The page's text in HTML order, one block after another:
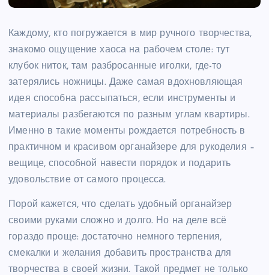
Каждому, кто погружается в мир ручного творчества,
знакомо ощущение хаоса на рабочем столе: тут
клубок ниток, там разбросанные иголки, где-то
затерялись ножницы. Даже самая вдохновляющая
идея способна рассыпаться, если инструменты и
материалы разбегаются по разным углам квартиры.
Именно в такие моменты рождается потребность в
практичном и красивом органайзере для рукоделия –
вещице, способной навести порядок и подарить
удовольствие от самого процесса.
Порой кажется, что сделать удобный органайзер
своими руками сложно и долго. Но на деле всё
гораздо проще: достаточно немного терпения,
смекалки и желания добавить пространства для
творчества в своей жизни. Такой предмет не только